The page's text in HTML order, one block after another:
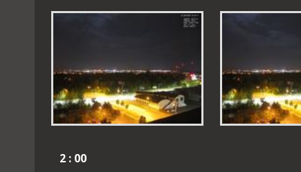
2 : 00